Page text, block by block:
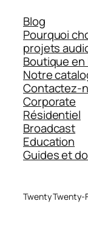
Blog
Pourquoi
projets
Boutique en
Notre
Contactez-
Corporate
Résidentiel
Broadcast
Education
Guides et
Twenty Twenty-